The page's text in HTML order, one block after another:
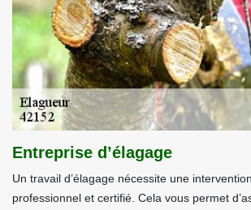
Entreprise d’élagage
Un travail d’élagage nécessite une
professionnel et certifié. Cela vous permet